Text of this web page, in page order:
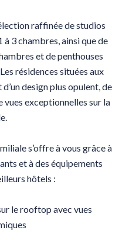
raffinée de studios
à 3 chambres, ainsi que de
et de penthouses
résidences situées aux
design plus opulent, de
exceptionnelles sur la
s’offre à vous grâce à
et à des équipements
hôtels :
le rooftop avec vues